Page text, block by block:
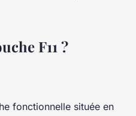
F11 ?
fonctionnelle située en